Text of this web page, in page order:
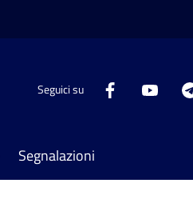
Seguici su
Segnalazioni